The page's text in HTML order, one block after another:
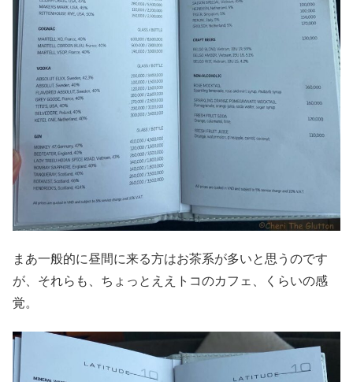
まあ一般的に昼間に来る方はお茶系が多いと思うのです
が、それらも、ちょっとええトコのカフェ、くらいの感
覚。